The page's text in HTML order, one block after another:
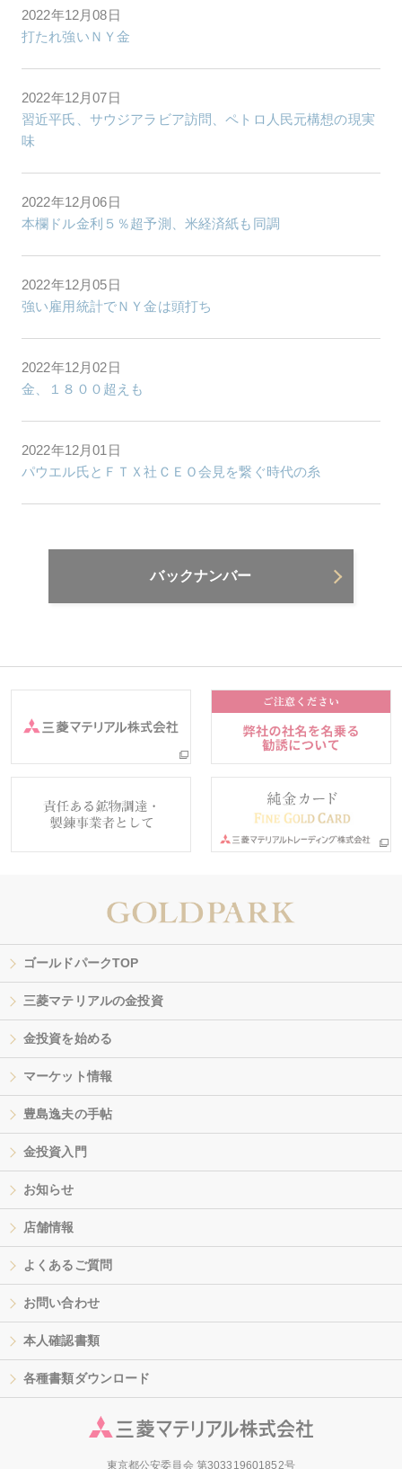
2022年12月08日
打たれ強いＮＹ金
2022年12月07日
習近平氏、サウジアラビア訪問、ペトロ人民元構想の現実
味
2022年12月06日
本欄ドル金利５％超予測、米経済紙も同調
2022年12月05日
強い雇用統計でＮＹ金は頭打ち
2022年12月02日
金、１８００超えも
2022年12月01日
パウエル氏とＦＴＸ社ＣＥＯ会見を繋ぐ時代の糸
バックナンバー
ゴールドパークTOP
三菱マテリアルの金投資
金投資を始める
マーケット情報
豊島逸夫の手帖
金投資入門
お知らせ
店舗情報
よくあるご質問
お問い合わせ
本人確認書類
各種書類ダウンロード
東京都公安委員会 第303319601852号